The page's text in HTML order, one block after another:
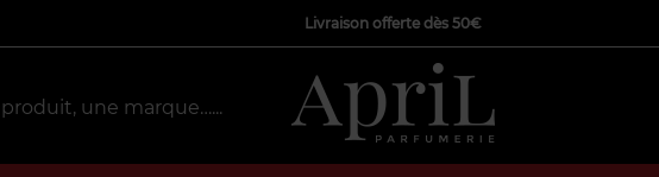
Livraison offerte dès 50€